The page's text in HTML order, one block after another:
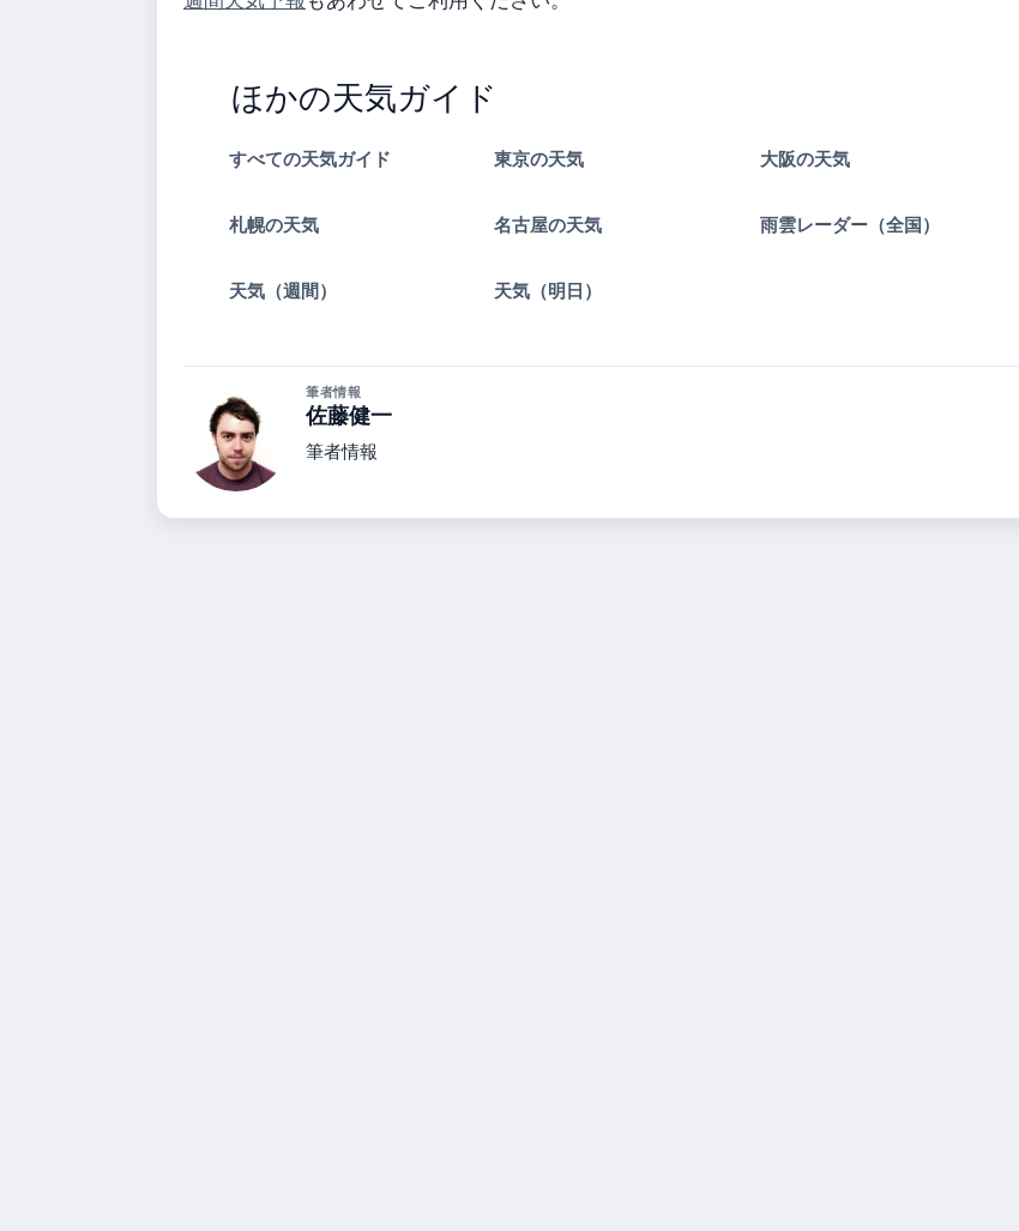
ほかの天気ガイド
すべての天気ガイド 東京の天気 大阪の天気
札幌の天気 名古屋の天気 雨雲レーダー（全国）
天気（週間） 天気（明日）
筆者情報
佐藤健一
筆者情報